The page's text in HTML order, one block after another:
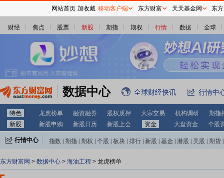
财经 焦点 股票 新股 期指 期权 行情 数据 全球
数据中心 全球财经快讯 行情中
特色 龙虎榜单 融资融券 股权质押 大宗交易 机构调研
期指
新股
新股申购 新股日历 新股上会 资金 大盘资金 个股
行情中心 指数 期指 期权 个股 板块 排行 新股 基金 港股 美股 期货
东方财富网 > 数据中心 > 海油工程 > 龙虎榜单
网站首页 加收藏 移动客户端 东方财富 天天基金网 东